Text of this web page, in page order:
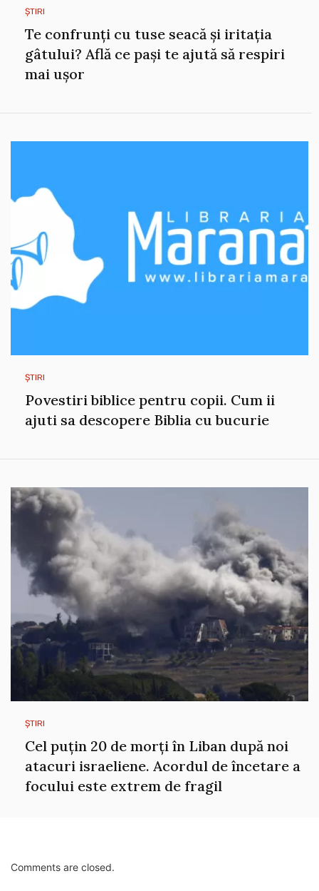
ȘTIRI
Te confrunți cu tuse seacă și iritația
gâtului? Află ce pași te ajută să respiri
mai ușor
ȘTIRI
Povestiri biblice pentru copii. Cum ii
ajuti sa descopere Biblia cu bucurie
ȘTIRI
Cel puțin 20 de morți în Liban după noi
atacuri israeliene. Acordul de încetare a
focului este extrem de fragil
Comments are closed.